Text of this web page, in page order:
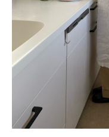
インテリア
日用品
キッチン
ギフト